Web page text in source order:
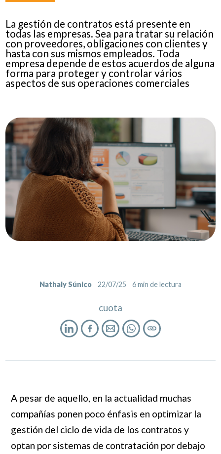
La gestión de contratos está presente en
todas las empresas. Sea para tratar su relación
con proveedores, obligaciones con clientes y
hasta con sus mismos empleados. Toda
empresa depende de estos acuerdos de alguna
forma para proteger y controlar vários
aspectos de sus operaciones comerciales
Nathaly Súnico 22/07/25 6min de lectura
cuota
A pesar de aquello, en la actualidad muchas
compañías ponen poco énfasis en optimizar la
gestión del ciclo de vida de los contratos y
optan por sistemas de contratación por debajo